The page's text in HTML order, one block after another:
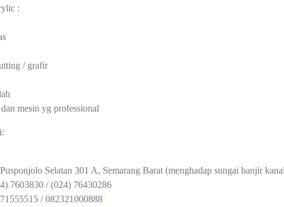
:
/ grafir
mesin yg professional
Selatan 301 A, Semarang Barat (menghadap sungai banjir
/ (024) 76430286
/ 082321000888